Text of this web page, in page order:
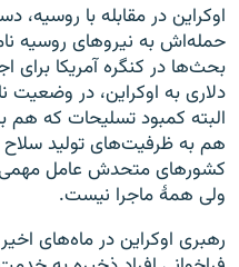
اوکراین در مقابله با
حمله‌اش به نیروهای روسیه
دلاری به اوکراین، در وضعیت
البته کمبود تسلیحات که
هم به ظرفیت‌های تولید سلاح
کشورهای متحدش عامل مهمی
ولی همۀ ماجرا نیست.
رهبری اوکراین در ماه‌های